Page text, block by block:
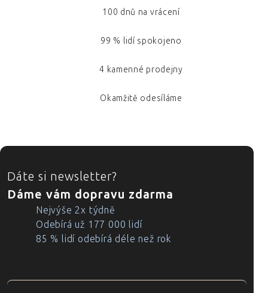
100 dnů na vrácení
99 % lidí spokojeno
4 kamenné prodejny
Okamžitě odesíláme
ZÁPATÍ
Dáte si newsletter?
Dáme vám dopravu zdarma
Nejvýše 2x týdně
Odebírá už 177 000 lidí
85 % lidí odebírá déle než rok